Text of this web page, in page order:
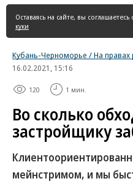
страница
Оставаясь на сайте, вы соглашаетесь
куки
Кубань-Черноморье / На правах
16.02.2021, 15:16
120 1 мин.
Во сколько
застройщику
мейнстримом, и мы